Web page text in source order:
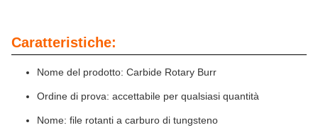
Caratteristiche:
Nome del prodotto: Carbide Rotary Burr
Ordine di prova: accettabile per qualsiasi quantità
Nome: file rotanti a carburo di tungsteno